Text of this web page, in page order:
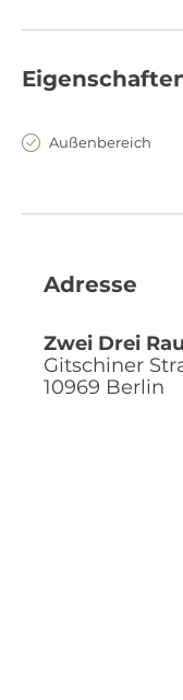
Außenbereich
Adresse
Zwei Drei
Gitschiner
10969 Berlin